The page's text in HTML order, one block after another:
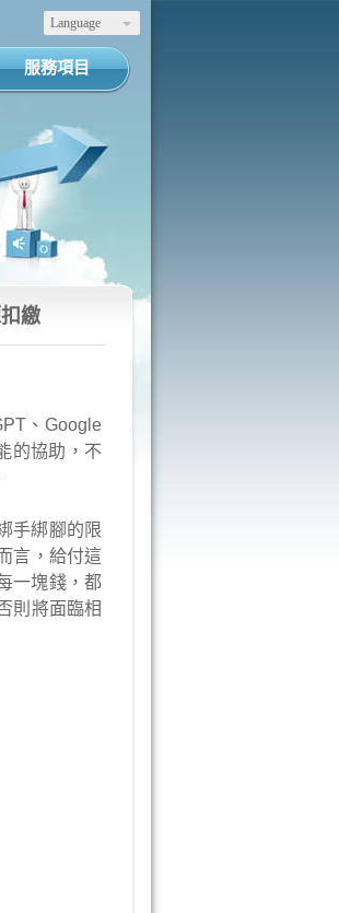
Language
服務項目
繳
、Google
的協助，不
手綁腳的限
言，給付這
一塊錢，都
則將面臨相